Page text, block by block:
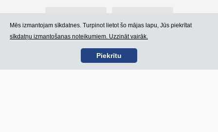
Kontakti Lietošanas noteikumi
Mēs izmantojam sīkdatnes. Turpinot lietot šo mājas lapu, Jūs piekrītat
sīkdatņu izmantošanas noteikumiem. Uzzināt vairāk.
Piekrītu